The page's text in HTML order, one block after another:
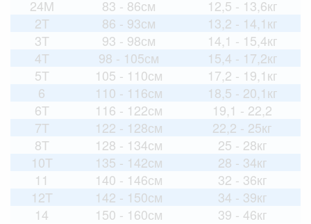
24M
83 - 86см
12,5 - 13,6кг
2T
86 - 93см
13,2 - 14,1кг
3T
93 - 98см
14,1 - 15,4кг
4T
98 - 105см
15,4 - 17,2кг
5T
105 - 110см
17,2 - 19,1кг
6
110 - 116см
18,5 - 20,1кг
6T
116 - 122см
19,1 - 22,2
7T
122 - 128см
22,2 - 25кг
8T
128 - 134см
25 - 28кг
10T
135 - 142см
28 - 34кг
11
140 - 146см
32 - 36кг
12T
142 - 150см
34 - 39кг
14
150 - 160см 39 - 46кг